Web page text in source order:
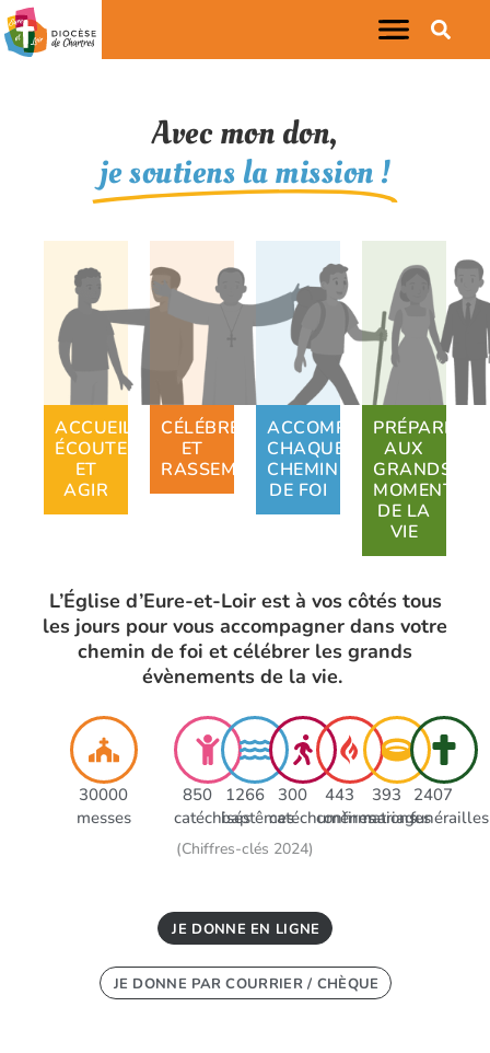
Avec mon don,
je soutiens la mission !
ACCUEILLIR,
ÉCOUTER
ET
AGIR
CÉLÉBRER
ET
RASSEMBLER
ACCOMPAGNER
CHAQUE
CHEMIN
DE FOI
PRÉPARER
AUX
GRANDS
MOMENTS
DE LA
VIE
L’Église d’Eure-et-Loir est à vos côtés tous
les jours pour vous accompagner dans votre
chemin de foi et célébrer les grands
évènements de la vie.
30000
messes
850
catéchisés
1266
baptêmes
300
catéchumènes
443
confirmations
393
mariages
2407
funérailles
(Chiffres-clés 2024)
JE DONNE EN LIGNE
JE DONNE PAR COURRIER / CHÈQUE